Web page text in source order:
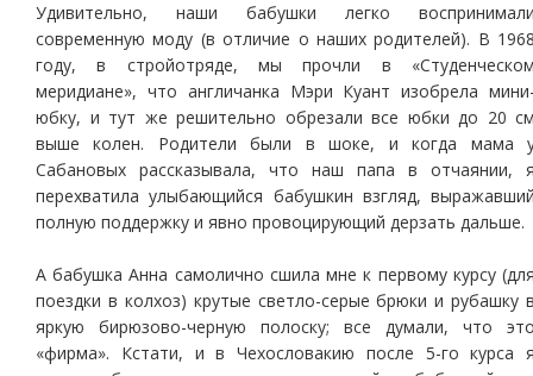
Удивительно, наши бабушки легко
современную моду (в отличие о наших родителей). В
году, в стройотряде, мы прочли в
меридиане», что англичанка Мэри Куант изобрела
юбку, и тут же решительно обрезали все юбки до 20
выше колен. Родители были в шоке, и когда мама
Сабановых рассказывала, что наш папа в отчаянии,
перехватила улыбающийся бабушкин взгляд,
полную поддержку и явно провоцирующий дерзать дальше.
А бабушка Анна самолично сшила мне к первому курсу
поездки в колхоз) крутые светло-серые брюки и рубашку
яркую бирюзово-черную полоску; все думали, что
«фирма». Кстати, и в Чехословакию после 5-го курса